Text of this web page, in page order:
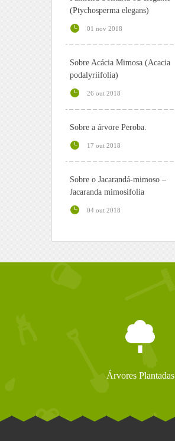
(Ptychosperma elegans)
01 nov 2018
Sobre Acácia Mimosa (Acacia
podalyriifolia)
26 out 2018
Sobre a árvore Peroba.
17 out 2018
Sobre o Jacarandá-mimoso –
Jacaranda mimosifolia
04 out 2018
Árvores Plantadas